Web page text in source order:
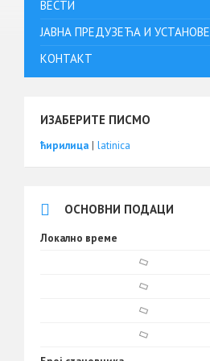
ВЕСТИ
ЈАВНА ПРЕДУЗЕЋА И УСТАНОВЕ
КОНТАКТ
ИЗАБЕРИТЕ ПИСМО
ћирилица | latinica
ОСНОВНИ ПОДАЦИ
Локално време